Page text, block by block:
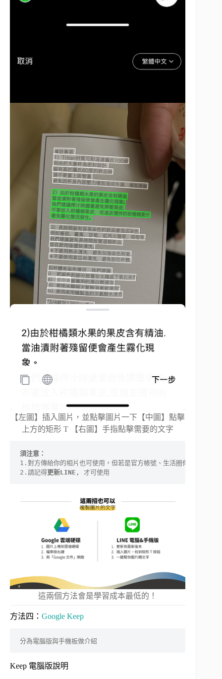
【左圖】插入圖片，並點擊圖片一下【中圖】點擊
上方的矩形 T 【右圖】手指點擊需要的文字
須注意：
1.對方傳給你的相片也可使用，但若是官方帳號、生活圈傳給你的相
2.請記得更新LINE , 才可使用
這兩個方法會是學習成本最低的！
方法四： Google Keep
分為電腦版與手機板做介紹
Keep 電腦版說明